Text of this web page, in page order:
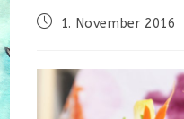
Beitrag1. November 2016